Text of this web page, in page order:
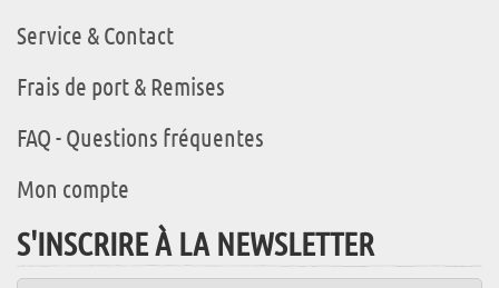
Service & Contact
Frais de port & Remises
FAQ - Questions fréquentes
Mon compte
S'INSCRIRE À LA NEWSLETTER